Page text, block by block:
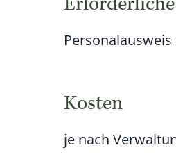
Kosten
je nach